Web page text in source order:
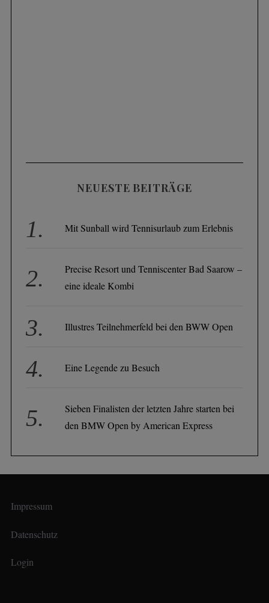
NEUESTE BEITRÄGE
Mit Sunball wird Tennisurlaub zum Erlebnis
Precise Resort und Tenniscenter Bad Saarow –
eine ideale Kombi
Illustres Teilnehmerfeld bei den BWW Open
Eine Legende zu Besuch
Sieben Finalisten der letzten Jahre starten bei
den BMW Open by American Express
Impressum
Datenschutz
Login